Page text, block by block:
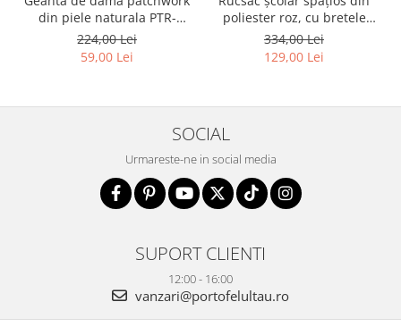
din piele naturala PTR-
1718-SKL-6922 MULTI
224,00 Lei
59,00 Lei
poliester roz, cu bretele
reglabile - Peterson PTR-
PTN 8610-1327 PINK
334,00 Lei
129,00 Lei
SOCIAL
Urmareste-ne in social media
SUPORT CLIENTI
12:00 - 16:00
vanzari@portofelultau.ro